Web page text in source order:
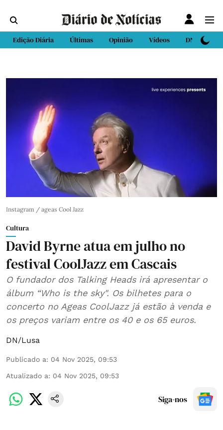
Edição Diária Últimas Opinião Vídeos DN Sport
Instagram / ageas Cool Jazz
Cultura
David Byrne atua em julho no
festival CoolJazz em Cascais
O fundador dos Talking Heads irá apresentar o
álbum “Who is the sky". Os bilhetes para o
concerto no Ageas CoolJazz já estão à venda e
os preços variam entre os 40 e os 65 euros.
DN/Lusa
Publicado a: 04 Nov 2025, 09:53
Atualizado a: 04 Nov 2025, 09:53
Siga-nos